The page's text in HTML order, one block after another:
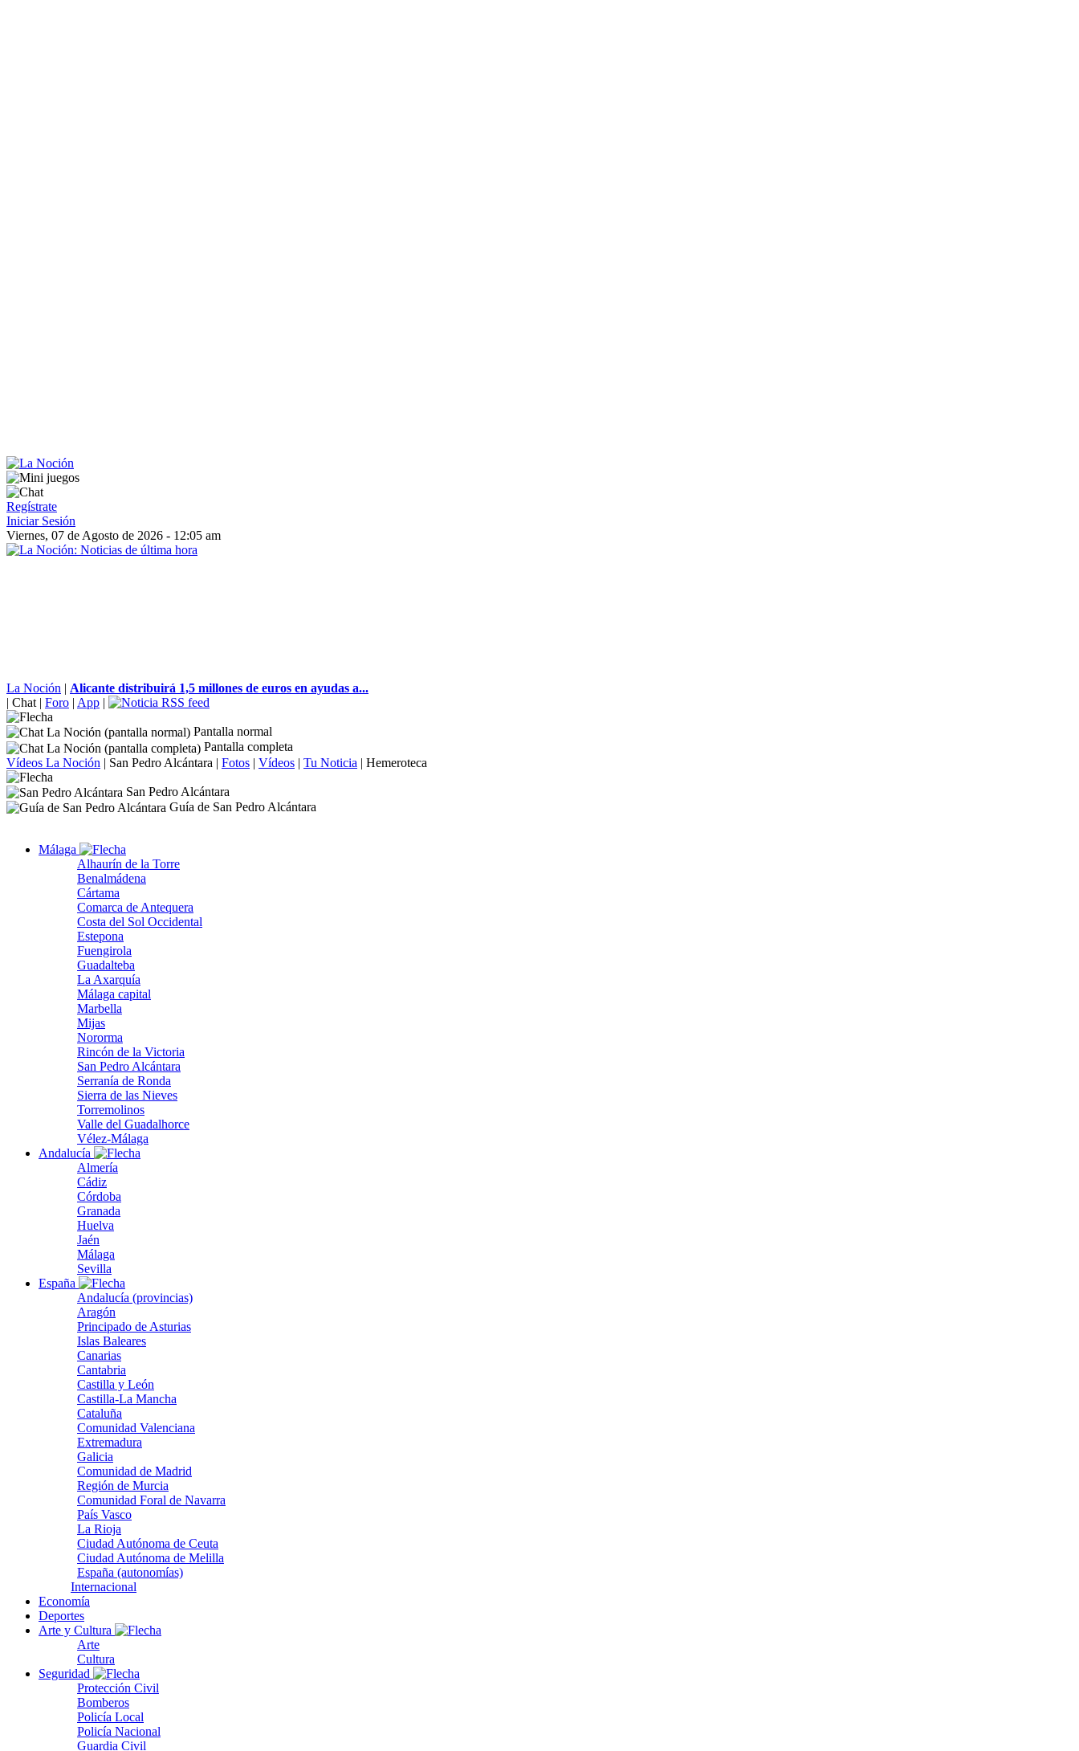
Regístrate
Iniciar Sesión
Viernes, 07 de Agosto de 2026 - 12:05 am
La Noción | Alicante distribuirá 1,5 millones de euros en ayudas a...
| Chat | Foro | App |
Pantalla normal
Pantalla completa
Vídeos La Noción | San Pedro Alcántara | Fotos | Vídeos | Tu Noticia | Hemeroteca
San Pedro Alcántara
Guía de San Pedro Alcántara
Málaga
Alhaurín de la Torre
Benalmádena
Cártama
Comarca de Antequera
Costa del Sol Occidental
Estepona
Fuengirola
Guadalteba
La Axarquía
Málaga capital
Marbella
Mijas
Nororma
Rincón de la Victoria
San Pedro Alcántara
Serranía de Ronda
Sierra de las Nieves
Torremolinos
Valle del Guadalhorce
Vélez-Málaga
Andalucía
Almería
Cádiz
Córdoba
Granada
Huelva
Jaén
Málaga
Sevilla
España
Andalucía (provincias)
Aragón
Principado de Asturias
Islas Baleares
Canarias
Cantabria
Castilla y León
Castilla-La Mancha
Cataluña
Comunidad Valenciana
Extremadura
Galicia
Comunidad de Madrid
Región de Murcia
Comunidad Foral de Navarra
País Vasco
La Rioja
Ciudad Autónoma de Ceuta
Ciudad Autónoma de Melilla
España (autonomías)
Internacional
Economía
Deportes
Arte y Cultura
Arte
Cultura
Seguridad
Protección Civil
Bomberos
Policía Local
Policía Nacional
Guardia Civil